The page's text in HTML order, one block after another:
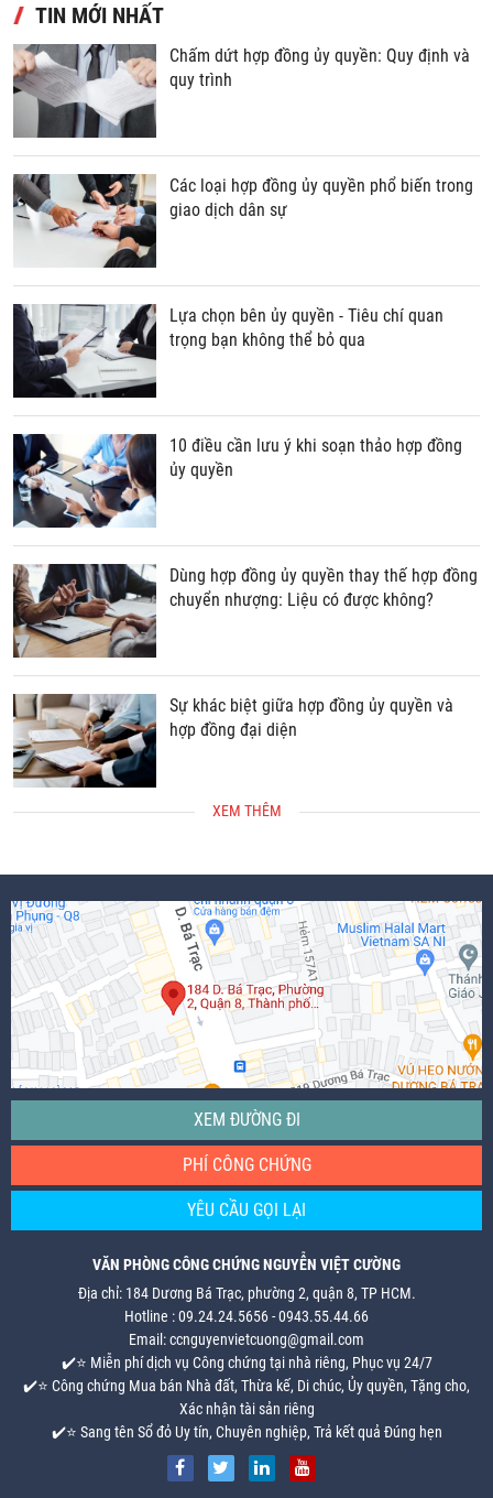
TIN MỚI NHẤT
Chấm dứt hợp đồng ủy quyền: Quy định và
quy trình
Các loại hợp đồng ủy quyền phổ biến trong
giao dịch dân sự
Lựa chọn bên ủy quyền - Tiêu chí quan
trọng bạn không thể bỏ qua
10 điều cần lưu ý khi soạn thảo hợp đồng
ủy quyền
Dùng hợp đồng ủy quyền thay thế hợp đồng
chuyển nhượng: Liệu có được không?
Sự khác biệt giữa hợp đồng ủy quyền và
hợp đồng đại diện
XEM THÊM
XEM ĐƯỜNG ĐI
PHÍ CÔNG CHỨNG
YÊU CẦU GỌI LẠI
VĂN PHÒNG CÔNG CHỨNG NGUYỄN VIỆT CƯỜNG
Địa chỉ: 184 Dương Bá Trạc, phường 2, quận 8, TP HCM.
Hotline : 09.24.24.5656 - 0943.55.44.66
Email: ccnguyenvietcuong@gmail.com
✔️⭐ Miễn phí dịch vụ Công chứng tại nhà riêng, Phục vụ 24/7
✔️⭐ Công chứng Mua bán Nhà đất, Thừa kế, Di chúc, Ủy quyền, Tặng cho,
Xác nhận tài sản riêng
✔️⭐ Sang tên Sổ đỏ Uy tín, Chuyên nghiệp, Trả kết quả Đúng hẹn